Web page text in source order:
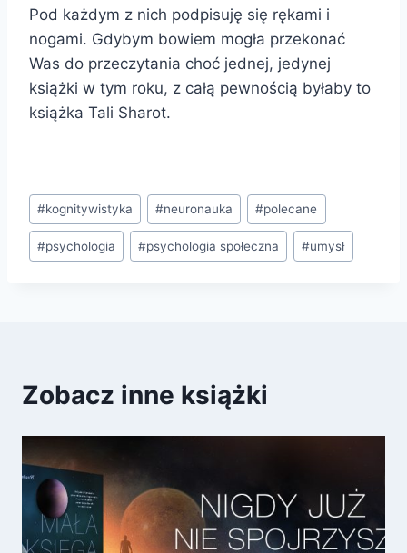
Pod każdym z nich podpisuję się rękami i
nogami. Gdybym bowiem mogła przekonać
Was do przeczytania choć jednej, jedynej
książki w tym roku, z całą pewnością byłaby to
książka Tali Sharot.
Tagi
wpisu:
#kognitywistyka #neuronauka #polecane
#psychologia #psychologia społeczna #umysł
Zobacz inne książki